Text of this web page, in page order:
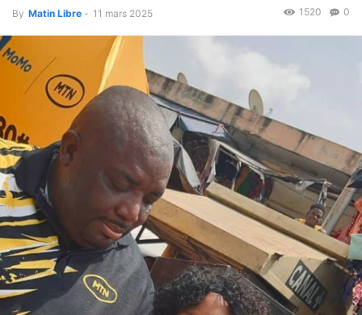
By Matin Libre - 11 mars 2025 0
1520